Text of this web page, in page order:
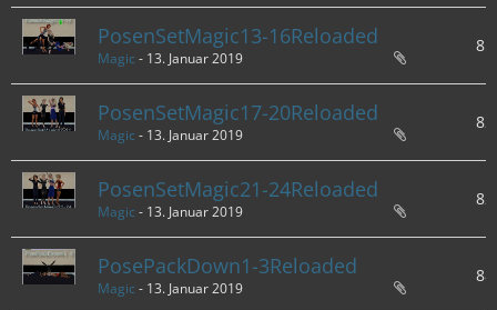
PosenSetMagic13-16Reloaded
Magic - 13. Januar 2019
PosenSetMagic17-20Reloaded
Magic - 13. Januar 2019
PosenSetMagic21-24Reloaded
Magic - 13. Januar 2019
PosePackDown1-3Reloaded
Magic - 13. Januar 2019